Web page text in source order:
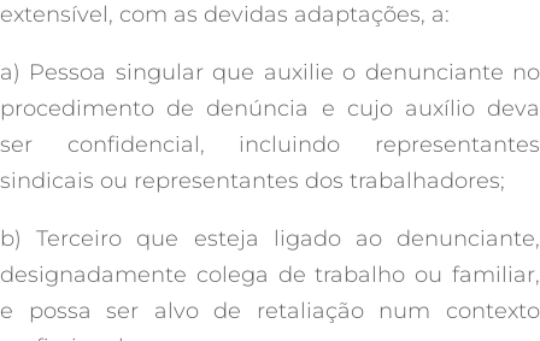
extensível, com as devidas adaptações, a:
a) Pessoa singular que auxilie o denunciante no
procedimento de denúncia e cujo auxílio deva
ser confidencial, incluindo representantes
sindicais ou representantes dos trabalhadores;
b) Terceiro que esteja ligado ao denunciante,
designadamente colega de trabalho ou familiar,
e possa ser alvo de retaliação num contexto